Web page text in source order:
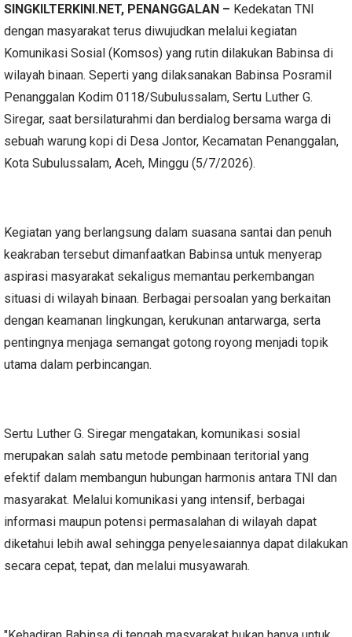
SINGKILTERKINI.NET, PENANGGALAN – Kedekatan TNI
dengan masyarakat terus diwujudkan melalui kegiatan
Komunikasi Sosial (Komsos) yang rutin dilakukan Babinsa di
wilayah binaan. Seperti yang dilaksanakan Babinsa Posramil
Penanggalan Kodim 0118/Subulussalam, Sertu Luther G.
Siregar, saat bersilaturahmi dan berdialog bersama warga di
sebuah warung kopi di Desa Jontor, Kecamatan Penanggalan,
Kota Subulussalam, Aceh, Minggu (5/7/2026).
Kegiatan yang berlangsung dalam suasana santai dan penuh
keakraban tersebut dimanfaatkan Babinsa untuk menyerap
aspirasi masyarakat sekaligus memantau perkembangan
situasi di wilayah binaan. Berbagai persoalan yang berkaitan
dengan keamanan lingkungan, kerukunan antarwarga, serta
pentingnya menjaga semangat gotong royong menjadi topik
utama dalam perbincangan.
Sertu Luther G. Siregar mengatakan, komunikasi sosial
merupakan salah satu metode pembinaan teritorial yang
efektif dalam membangun hubungan harmonis antara TNI dan
masyarakat. Melalui komunikasi yang intensif, berbagai
informasi maupun potensi permasalahan di wilayah dapat
diketahui lebih awal sehingga penyelesaiannya dapat dilakukan
secara cepat, tepat, dan melalui musyawarah.